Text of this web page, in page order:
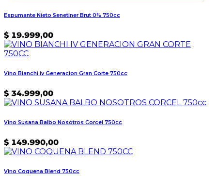
Espumante Nieto Senetiner Brut 0% 750cc
$ 19.999,00
Vino Bianchi Iv Generacion Gran Corte 750cc
$ 34.999,00
Vino Susana Balbo Nosotros Corcel 750cc
$ 149.990,00
Vino Coquena Blend 750cc